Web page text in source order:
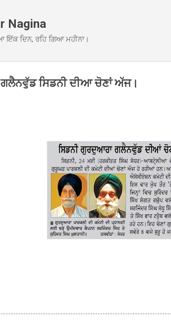
Nagina
ਇੱਕ ਦਿਨ, ਰਹਿ ਗਿਆ ਮਹੀਨਾ।
ਸਿਡਨੀ ਦੀਆ ਚੋਣਾਂ ਅੱਜ।